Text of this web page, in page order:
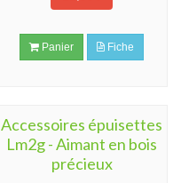
Panier Fiche
Accessoires épuisettes
Lm2g - Aimant en bois
précieux